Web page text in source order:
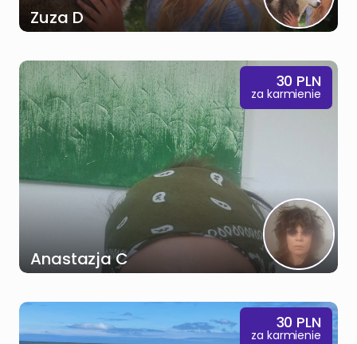
Zuza D
30 PLN
za karmienie
Anastazja C
30 PLN
za karmienie